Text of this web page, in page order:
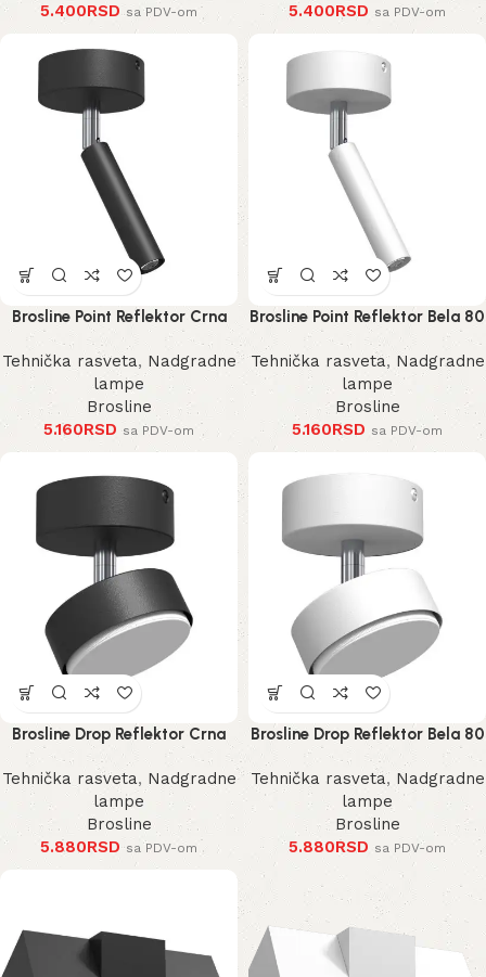
5.400RSD sa PDV-om
5.400RSD sa PDV-om
Brosline Point Reflektor Crna
80 mm 170 mm 2281 mm
Tehnička rasveta, Nadgradne
lampe
Brosline
5.160RSD sa PDV-om
Brosline Point Reflektor Bela 80
mm 170 mm 2283 mm
Tehnička rasveta, Nadgradne
lampe
Brosline
5.160RSD sa PDV-om
Brosline Drop Reflektor Crna
80 mm 100 mm
Tehnička rasveta, Nadgradne
lampe
Brosline
5.880RSD sa PDV-om
Brosline Drop Reflektor Bela 80
mm 100 mm
Tehnička rasveta, Nadgradne
lampe
Brosline
5.880RSD sa PDV-om